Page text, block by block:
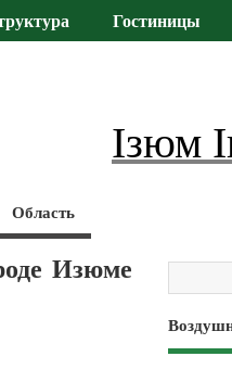
Гостиницы
Ізюм
Область
Изюме